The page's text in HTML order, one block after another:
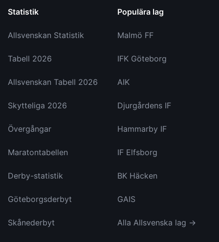
Statistik
Allsvenskan Statistik
Tabell 2026
Allsvenskan Tabell 2026
Skytteliga 2026
Övergångar
Maratontabellen
Derby-statistik
Göteborgsderbyt
Skånederbyt
Populära lag
Malmö FF
IFK Göteborg
AIK
Djurgårdens IF
Hammarby IF
IF Elfsborg
BK Häcken
GAIS
Alla Allsvenska lag →